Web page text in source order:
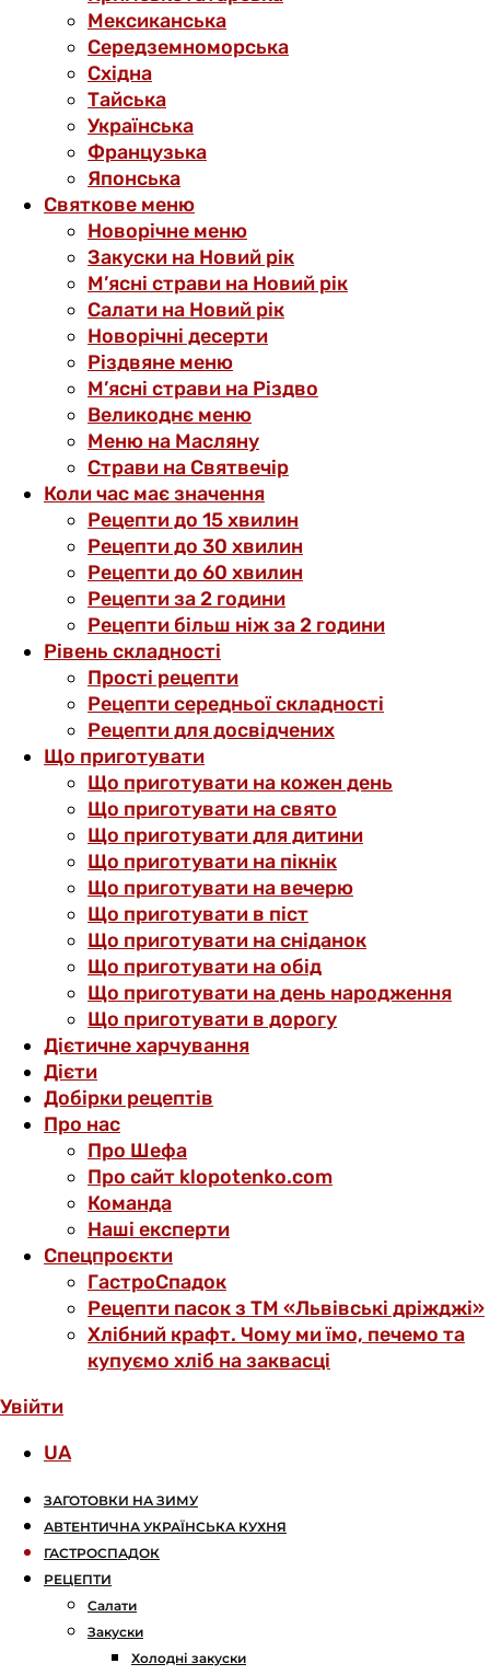
Мексиканська
Середземноморська
Східна
Тайська
Українська
Французька
Японська
Святкове меню
Новорічне меню
Закуски на Новий рік
М’ясні страви на Новий рік
Салати на Новий рік
Новорічні десерти
Різдвяне меню
М’ясні страви на Різдво
Великоднє меню
Меню на Масляну
Страви на Святвечір
Коли час має значення
Рецепти до 15 хвилин
Рецепти до 30 хвилин
Рецепти до 60 хвилин
Рецепти за 2 години
Рецепти більш ніж за 2 години
Рівень складності
Прості рецепти
Рецепти середньої складності
Рецепти для досвідчених
Що приготувати
Що приготувати на кожен день
Що приготувати на свято
Що приготувати для дитини
Що приготувати на пікнік
Що приготувати на вечерю
Що приготувати в піст
Що приготувати на сніданок
Що приготувати на обід
Що приготувати на день народження
Що приготувати в дорогу
Дієтичне харчування
Дієти
Добірки рецептів
Про нас
Про Шефа
Про сайт klopotenko.com
Команда
Наші експерти
Спецпроєкти
ГастроСпадок
Рецепти пасок з ТМ «Львівські дріжджі»
Хлібний крафт. Чому ми їмо, печемо та
купуємо хліб на заквасці
Увійти
UA
ЗАГОТОВКИ НА ЗИМУ
АВТЕНТИЧНА УКРАЇНСЬКА КУХНЯ
ГАСТРОСПАДОК
РЕЦЕПТИ
Салати
Закуски
Холодні закуски